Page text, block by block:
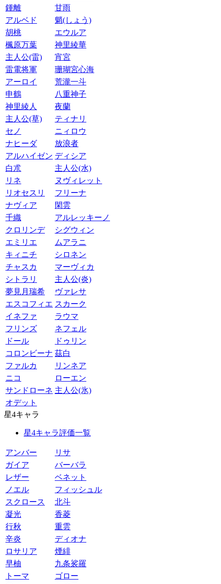
鍾離
甘雨
アルベド
魈(しょう)
胡桃
エウルア
楓原万葉
神里綾華
主人公(雷)
宵宮
雷電将軍
珊瑚宮心海
アーロイ
荒瀧一斗
申鶴
八重神子
神里綾人
夜蘭
主人公(草)
ティナリ
セノ
ニィロウ
ナヒーダ
放浪者
アルハイゼン ディシア
白朮
主人公(水)
リネ
ヌヴィレット
リオセスリ
フリーナ
ナヴィア
閑雲
千織
アルレッキーノ
クロリンデ
シグウィン
エミリエ
ムアラニ
キィニチ
シロネン
チャスカ
マーヴィカ
シトラリ
主人公(炎)
夢見月瑞希
ヴァレサ
エスコフィエ スカーク
イネファ
ラウマ
フリンズ
ネフェル
ドール
ドゥリン
コロンビーナ 茲白
ファルカ
リンネア
ニコ
ローエン
サンドローネ 主人公(氷)
オデット
星4キャラ
星4キャラ評価一覧
アンバー
リサ
ガイア
バーバラ
レザー
ベネット
ノエル
フィッシュル
スクロース
北斗
凝光
香菱
行秋
重雲
辛炎
ディオナ
ロサリア
煙緋
早柚
九条裟羅
トーマ
ゴロー